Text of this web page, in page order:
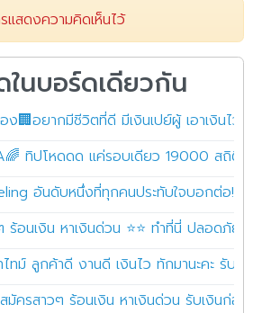
สดงความคิดเห็นไว้
ในบอร์ดเดียวกัน
ง🏢อยากมีชีวิตที่ดี มีเงินเปย์ผู้ เอาเงินไว้
ทิปโหดดด แค่รอบเดียว 19000 สถิติใ
อันดับหนึ่งที่ทุกคนประทับใจบอกต่อ!! ห
ร้อนเงิน หาเงินด่วน ⭐⭐ ทำที่นี่ ปลอดภัย
ม์ ลูกค้าดี งานดี เงินไว ทักมานะคะ รับ
ครสาวๆ ร้อนเงิน หาเงินด่วน รับเงินก่อน